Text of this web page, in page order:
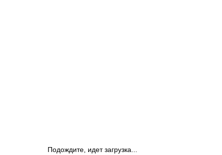
Подождите, идет загрузка...